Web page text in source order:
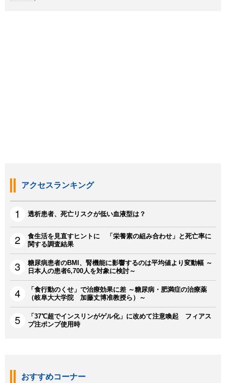
アクセスランキング
透析患者、死亡リスクが低い血液型は？
食生活を見直すヒントに 「栄養素の組み合わせ」と死亡率に
関する調査結果
糖尿病患者のBMI、腎機能に影響するのは平均値より変動幅 ～
日本人の患者6,700人を対象に検討～
「食行動のくせ」で治療効果に差 ～糖尿病・肥満症の治療薬
（岐阜大大学院 加藤丈博准教授ら）～
「37℃超でインスリンがゲル化」に改めて注意喚起 フィアス
プ注ポンプ使用時
おすすめコーナー